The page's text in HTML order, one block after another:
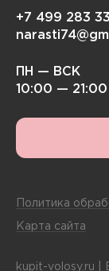
+7 499 283 33
ПН — ВСК
10:00 — 21:00
Политика
Карта сайта
kupit-volosy.ru |